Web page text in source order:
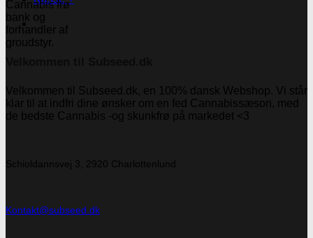
Velkommen til Subseed.dk, en 100% dansk Webshop. Vi står
klar til at indfri dine ønsker om en fed Cannabissæson, med
de bedste Cannabis -og skunkfrø på markedet <3
Schioldannsvej 3, 2920 Charlottenlund
Kontakt@subseed.dk